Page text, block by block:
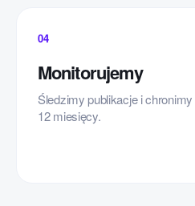
04
Monitorujemy
Śledzimy publikacje i
12 miesięcy.